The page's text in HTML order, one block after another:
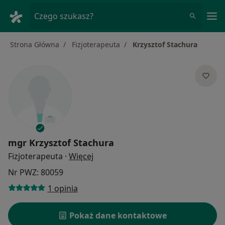
Czego szukasz?
Strona Główna Fizjoterapeuta Krzysztof Stachura
mgr Krzysztof Stachura
Fizjoterapeuta · Więcej
Nr PWZ: 80059
1 opinia
Pokaż dane kontaktowe